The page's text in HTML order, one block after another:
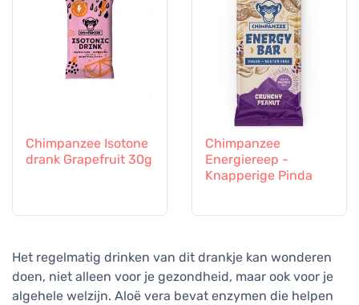
Chimpanzee Isotone
drank Grapefruit 30g
Chimpanzee
Energiereep -
Knapperige Pinda
Het regelmatig drinken van dit drankje kan wonderen
doen, niet alleen voor je gezondheid, maar ook voor je
algehele welzijn. Aloë vera bevat enzymen die helpen